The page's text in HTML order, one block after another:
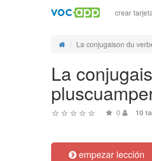
crear
La conjugaison du
La
0 10
empezar lección